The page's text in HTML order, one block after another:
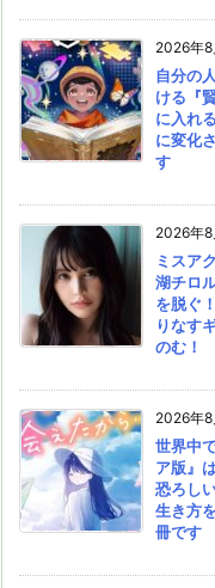
2026年8
自分の
ける『
に入れ
に変化
す
2026年8
ミスア
湖チロ
を脱ぐ
りなす
のむ！
2026年8
世界中
ア版』
恐ろし
生き方
冊です